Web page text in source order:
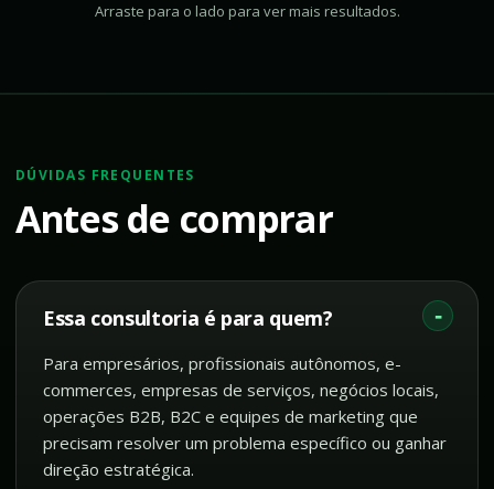
Arraste para o lado para ver mais resultados.
DÚVIDAS FREQUENTES
Antes de comprar
Essa consultoria é para quem?
Para empresários, profissionais autônomos, e-
commerces, empresas de serviços, negócios locais,
operações B2B, B2C e equipes de marketing que
precisam resolver um problema específico ou ganhar
direção estratégica.